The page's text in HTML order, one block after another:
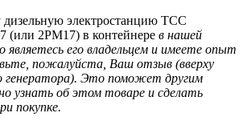
дизельную электростанцию ТСС
(или 2РМ17) в контейнере в нашей
являетесь его владельцем и имеете опыт
пожалуйста, Ваш отзыв (вверху
генератора). Это поможет другим
узнать об этом товаре и сделать
покупке.